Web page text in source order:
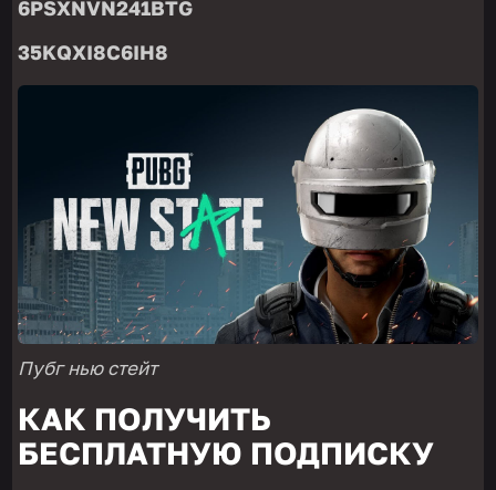
6PSXNVN241BTG
35KQXI8C6IH8
Пубг нью стейт
КАК ПОЛУЧИТЬ
БЕСПЛАТНУЮ ПОДПИСКУ